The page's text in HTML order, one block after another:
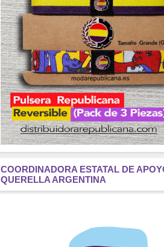
monarquía
(2253)
borbones
(2176)
Cultura
(2163)
Guerra
(1674)
genocidio
(1234)
mujer
(1070)
Eventos
(914)
Crímenes del franquismo
(721)
COORDINADORA ESTATAL DE
QUERELLA ARGENTINA